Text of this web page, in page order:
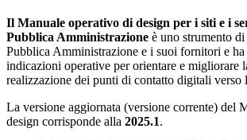
Il Manuale operativo di design per i siti e i
Pubblica Amministrazione è uno strumento
Pubblica Amministrazione e i suoi fornitori e
indicazioni operative per orientare e migliorare
realizzazione dei punti di contatto digitali verso
La versione aggiornata (versione corrente) del
design corrisponde alla 2025.1.